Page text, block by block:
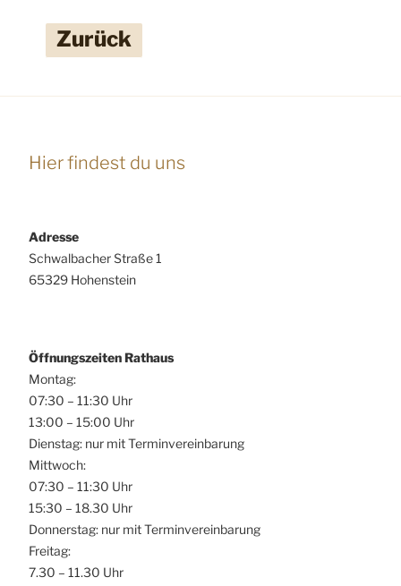
Zurück
Hier findest du uns
Adresse
Schwalbacher Straße 1
65329 Hohenstein
Öffnungszeiten Rathaus
Montag:
07:30 – 11:30 Uhr
13:00 – 15:00 Uhr
Dienstag: nur mit Terminvereinbarung
Mittwoch:
07:30 – 11:30 Uhr
15:30 – 18.30 Uhr
Donnerstag: nur mit Terminvereinbarung
Freitag:
7.30 – 11.30 Uhr